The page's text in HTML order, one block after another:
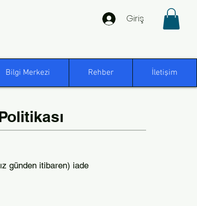
Giriş
Bilgi Merkezi Rehber İletişim
günden itibaren) iade